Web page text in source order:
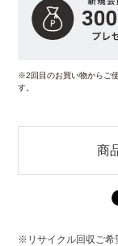
※2回目のお買い物からご
す。
商
※リサイクル回収ご希